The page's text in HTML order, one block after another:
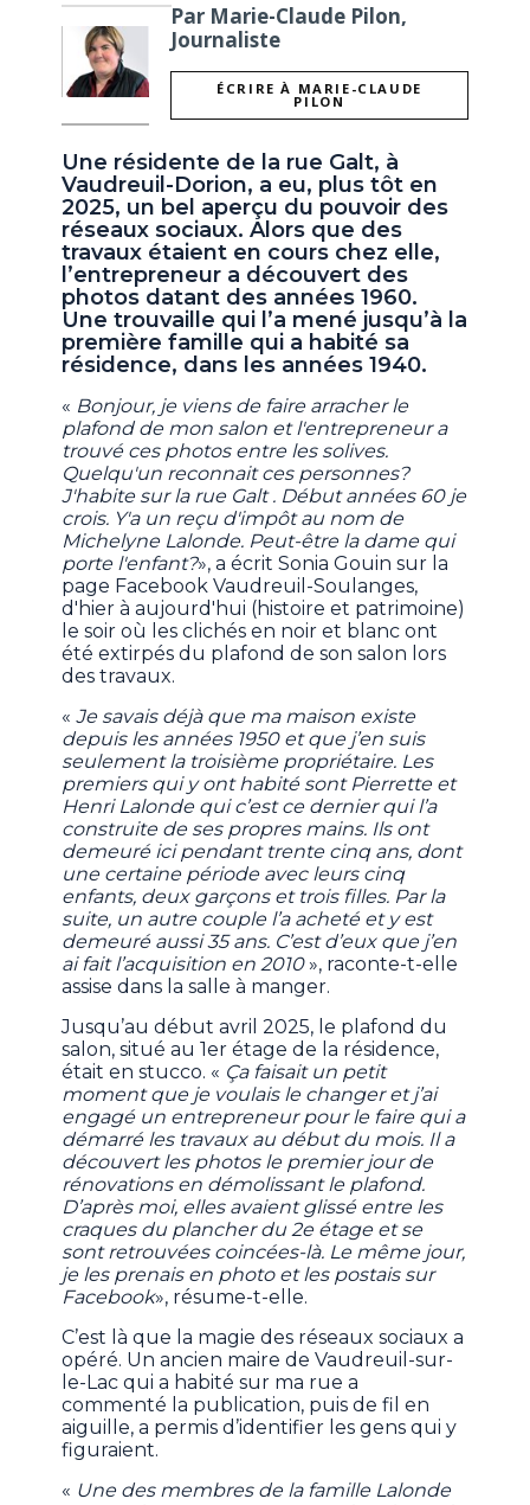
Par Marie-Claude Pilon,
Journaliste
ÉCRIRE À MARIE-CLAUDE
PILON
Une résidente de la rue Galt, à
Vaudreuil-Dorion, a eu, plus tôt en
2025, un bel aperçu du pouvoir des
réseaux sociaux. Alors que des
travaux étaient en cours chez elle,
l’entrepreneur a découvert des
photos datant des années 1960.
Une trouvaille qui l’a mené jusqu’à la
première famille qui a habité sa
résidence, dans les années 1940.
« Bonjour, je viens de faire arracher le
plafond de mon salon et l'entrepreneur a
trouvé ces photos entre les solives.
Quelqu'un reconnait ces personnes?
J'habite sur la rue Galt . Début années 60 je
crois. Y'a un reçu d'impôt au nom de
Michelyne Lalonde. Peut-être la dame qui
porte l'enfant?», a écrit Sonia Gouin sur la
page Facebook Vaudreuil-Soulanges,
d'hier à aujourd'hui (histoire et patrimoine)
le soir où les clichés en noir et blanc ont
été extirpés du plafond de son salon lors
des travaux.
«Je savais déjà que ma maison existe
depuis les années 1950 et que j’en suis
seulement la troisième propriétaire. Les
premiers qui y ont habité sont Pierrette et
Henri Lalonde qui c’est ce dernier qui l’a
construite de ses propres mains. Ils ont
demeuré ici pendant trente cinq ans, dont
une certaine période avec leurs cinq
enfants, deux garçons et trois filles. Par la
suite, un autre couple l’a acheté et y est
demeuré aussi 35 ans. C’est d’eux que j’en
ai fait l’acquisition en 2010», raconte-t-elle
assise dans la salle à manger.
Jusqu’au début avril 2025, le plafond du
salon, situé au 1er étage de la résidence,
était en stucco. « Ça faisait un petit
moment que je voulais le changer et j’ai
engagé un entrepreneur pour le faire qui a
démarré les travaux au début du mois. Il a
découvert les photos le premier jour de
rénovations en démolissant le plafond.
D’après moi, elles avaient glissé entre les
craques du plancher du 2e étage et se
sont retrouvées coincées-là. Le même jour,
je les prenais en photo et les postais sur
Facebook», résume-t-elle.
C’est là que la magie des réseaux sociaux a
opéré. Un ancien maire de Vaudreuil-sur-
le-Lac qui a habité sur ma rue a
commenté la publication, puis de fil en
aiguille, a permis d’identifier les gens qui y
figuraient.
« Une des membres de la famille Lalonde